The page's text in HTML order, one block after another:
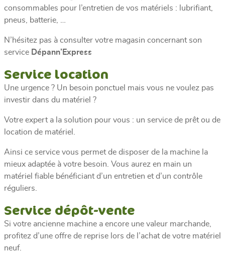
consommables pour l’entretien de vos matériels : lubrifiant,
pneus, batterie, …
N’hésitez pas à consulter votre magasin concernant son
service Dépann’Express
Service location
Une urgence ? Un besoin ponctuel mais vous ne voulez pas
investir dans du matériel ?
Votre expert a la solution pour vous : un service de prêt ou de
location de matériel.
Ainsi ce service vous permet de disposer de la machine la
mieux adaptée à votre besoin. Vous aurez en main un
matériel fiable bénéficiant d’un entretien et d’un contrôle
réguliers.
Service dépôt-vente
Si votre ancienne machine a encore une valeur marchande,
profitez d’une offre de reprise lors de l’achat de votre matériel
neuf.